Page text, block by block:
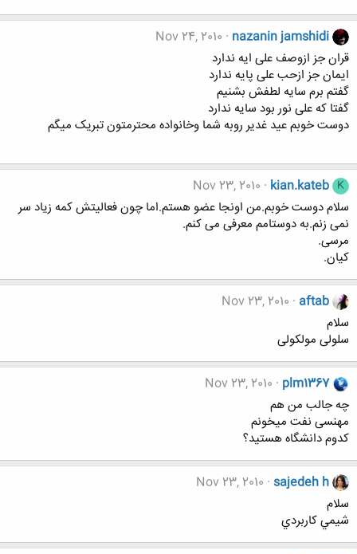
nazanin jamshidi
Nov 24, 2010
قران جز ازوصف علی ایه ندارد
ایمان جز ازحب علی پایه ندارد
گفتم برم سایه لطفش بشنیم
گفتا که علی نور بود سایه ندارد
دوست خوبم عید غدیر روبه شما وخانواده محترمتون تبریک میگم
K
kian.kateb
Nov 23, 2010
سلام دوست خوبم.من اونجا عضو هستم.اما چون فعالیتش کمه زیاد سر
نمی زنم.به دوستامم معرفی می کنم.
مرسی.
کیان.
aftab
Nov 23, 2010
سلام
سلولی مولکولی
plm1367
Nov 23, 2010
چه جالب من هم
مهنسی نفت میخونم
کدوم دانشگاه هستید؟
sajedeh h
Nov 23, 2010
سلام
شيمي كاربردي